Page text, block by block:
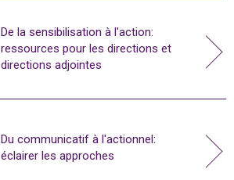
De la sensibilisation à l'action:
ressources pour les directions et
directions adjointes
Du communicatif à l'actionnel:
éclairer les approches